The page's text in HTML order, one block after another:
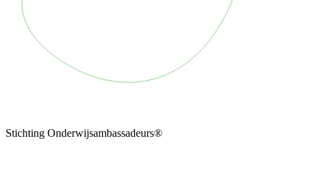
Stichting Onderwijsambassadeurs®